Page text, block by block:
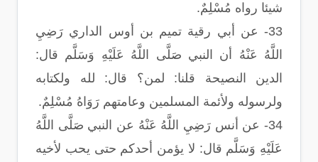
شيئا رواه مُسْلِمٌ.
33- عن أبي رقية تميم بن أوس الداري رَضِيِ
اللَّهُ عَنْهُ أن النبي صَلَّى اللَّهُ عَلَيْهِ وَسَلَّم قال:
الدين النصيحة قلنا: لمن؟ قال: لله ولكتابه
ولرسوله ولأئمة المسلمين وعامتهم رَوَاهُ مُسْلِمٌ.
34- عن أنس رَضِيِ اللَّهُ عَنْهُ عن النبي صَلَّى اللَّهُ
عَلَيْهِ وَسَلَّم قال: لا يؤمن أحدكم حتى يحب لأخيه